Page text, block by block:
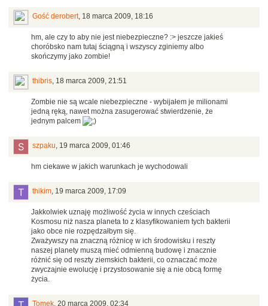
Gość derobert, 18 marca 2009, 18:16
hm, ale czy to aby nie jest niebezpieczne? :> jeszcze jakieś
choróbsko nam tutaj ściągną i wszyscy zginiemy albo
skończymy jako zombie!
thibris, 18 marca 2009, 21:51
Zombie nie są wcale niebezpieczne - wybijałem je milionami
jedną ręką, nawet można zasugerować stwierdzenie, że
jednym palcem
szpaku, 19 marca 2009, 01:46
hm ciekawe w jakich warunkach je wychodowali
thikim, 19 marca 2009, 17:09
Jakkolwiek uznaję możliwość życia w innych cześciach
Kosmosu niż nasza planeta to z klasyfikowaniem tych bakterii
jako obce nie rozpędzałbym się.
Zważywszy na znaczną różnicę w ich środowisku i reszty
naszej planety muszą mieć odmienną budowę i znacznie
różnić się od reszty ziemskich bakterii, co oznaczać może
zwyczajnie ewolucję i przystosowanie się a nie obcą formę
życia.
Tomek, 20 marca 2009, 02:34